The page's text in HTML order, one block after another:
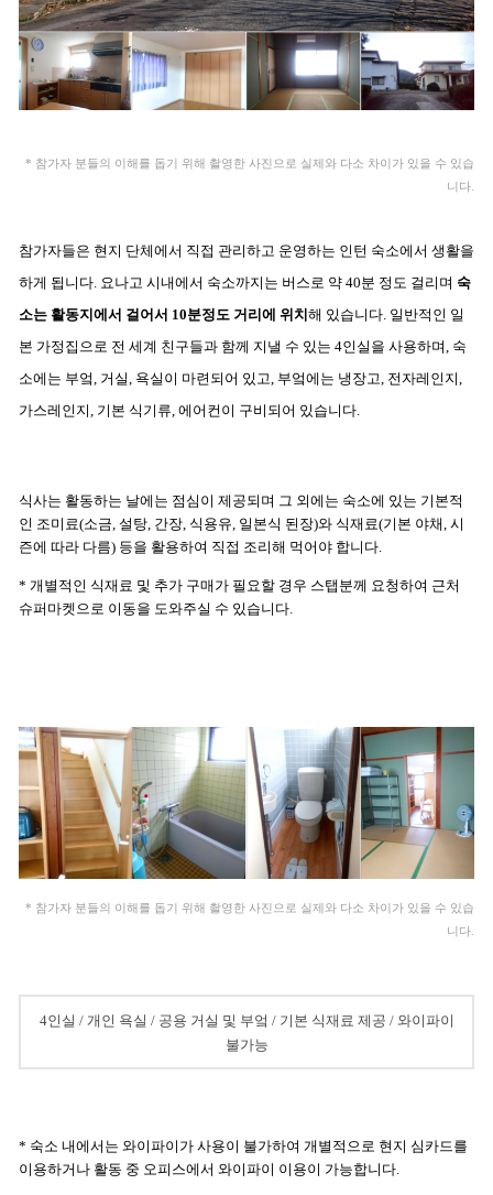
* 참가자 분들의 이해를 돕기 위해 촬영한 사진으로 실제와 다소 차이가 있을 수 있습
니다.
참가자들은 현지 단체에서 직접 관리하고 운영하는 인턴 숙소에서 생활을
하게 됩니다. 요나고 시내에서 숙소까지는 버스로 약 40분 정도 걸리며 숙
소는 활동지에서 걸어서 10분정도 거리에 위치 해 있습니다. 일반적인 일
본 가정집으로 전 세계 친구들과 함께 지낼 수 있는 4인실을 사용하며, 숙
소에는 부엌, 거실, 욕실이 마련되어 있고, 부엌에는 냉장고, 전자레인지,
가스레인지, 기본 식기류, 에어컨이 구비되어 있습니다.
식사는 활동하는 날에는 점심이 제공되며 그 외에는 숙소에 있는 기본적
인 조미료(소금, 설탕, 간장, 식용유, 일본식 된장)와 식재료(기본 야채, 시
즌에 따라 다름) 등을 활용하여 직접 조리해 먹어야 합니다.
* 개별적인 식재료 및 추가 구매가 필요할 경우 스탭분께 요청하여 근처
슈퍼마켓으로 이동을 도와주실 수 있습니다.
* 참가자 분들의 이해를 돕기 위해 촬영한 사진으로 실제와 다소 차이가 있을 수 있습
니다.
4인실 / 개인 욕실 / 공용 거실 및 부엌 / 기본 식재료 제공 / 와이파이
불가능
* 숙소 내에서는 와이파이가 사용이 불가하여 개별적으로 현지 심카드를
이용하거나 활동 중 오피스에서 와이파이 이용이 가능합니다.